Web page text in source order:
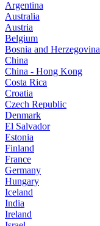
Argentina
Australia
Austria
Belgium
Bosnia and Herzegovina
China
China - Hong Kong
Costa Rica
Croatia
Czech Republic
Denmark
El Salvador
Estonia
Finland
France
Germany
Hungary
Iceland
India
Ireland